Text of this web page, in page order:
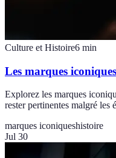
Culture et Histoire6 min
Les marques
Explorez les marques
rester pertinentes malgré les
marques iconiqueshistoire
Jul 30